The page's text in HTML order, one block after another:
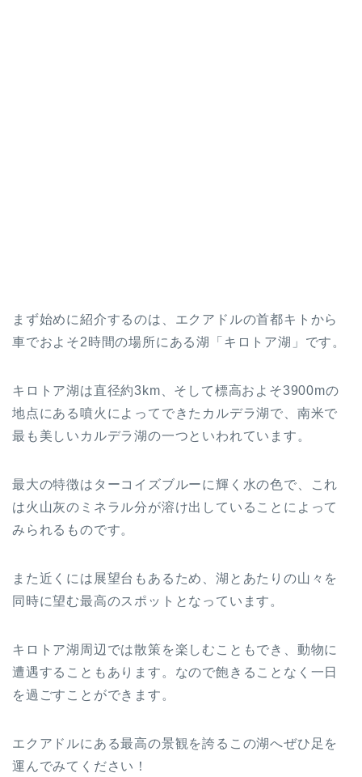
まず始めに紹介するのは、エクアドルの首都キトから
車でおよそ2時間の場所にある湖「キロトア湖」です。
キロトア湖は直径約3km、そして標高およそ3900mの
地点にある噴火によってできたカルデラ湖で、南米で
最も美しいカルデラ湖の一つといわれています。
最大の特徴はターコイズブルーに輝く水の色で、これ
は火山灰のミネラル分が溶け出していることによって
みられるものです。
また近くには展望台もあるため、湖とあたりの山々を
同時に望む最高のスポットとなっています。
キロトア湖周辺では散策を楽しむこともでき、動物に
遭遇することもあります。なので飽きることなく一日
を過ごすことができます。
エクアドルにある最高の景観を誇るこの湖へぜひ足を
運んでみてください！